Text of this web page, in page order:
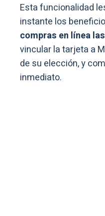
Esta funcionalidad
instante los
compras en línea
vincular la tarjeta a
de su elección, y
inmediato.